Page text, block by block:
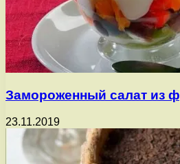
Замороженный салат из
23.11.2019